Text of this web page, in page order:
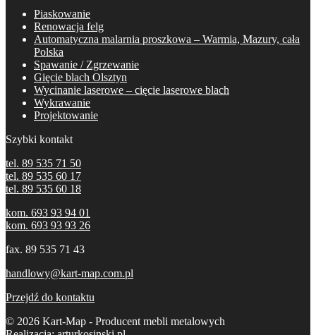
Piaskowanie
Renowacja felg
Automatyczna malarnia proszkowa – Warmia, Mazury, cała
Polska
Spawanie / Zgrzewanie
Gięcie blach Olsztyn
Wycinanie laserowe – cięcie laserowe blach
Wykrawanie
Projektowanie
Szybki kontakt
tel. 89 535 71 50
tel. 89 535 60 17
tel. 89 535 60 18
kom. 693 93 94 01
kom. 693 93 93 26
fax. 89 535 71 43
handlowy@kart-map.com.pl
Przejdź do kontaktu
© 2026 Kart-Map - Producent mebli metalowych